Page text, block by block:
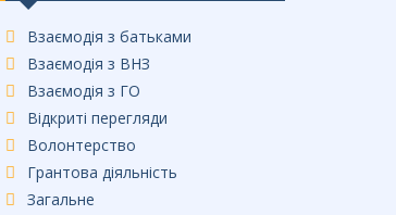
Взаємодія з батьками
Взаємодія з ВНЗ
Взаємодія з ГО
Відкриті перегляди
Волонтерство
Грантова діяльність
Загальне